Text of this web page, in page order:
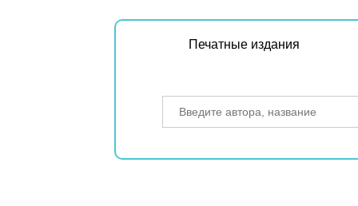
Печатные издания